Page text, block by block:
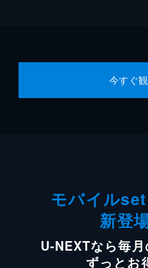
今すぐ
モバイル
新登
U-NEXTなら毎
ずっとお